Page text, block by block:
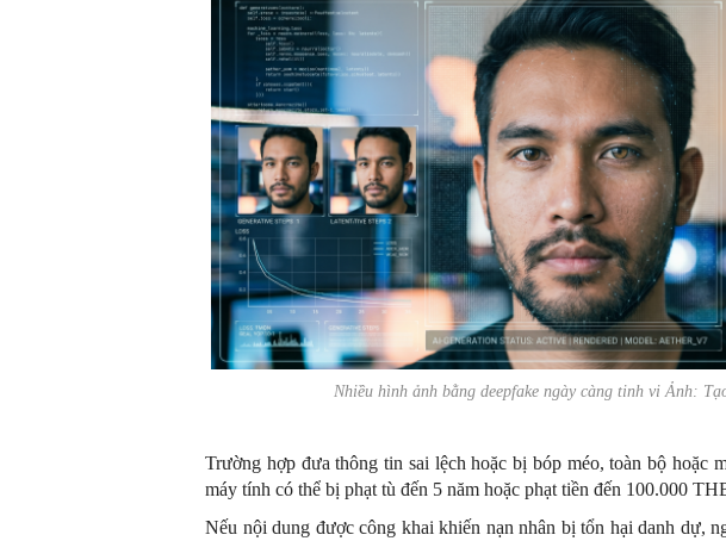
Nhiều hình ảnh bằng deepfake ngày càng tinh vi Ảnh:
Trường hợp đưa thông tin sai lệch hoặc bị bóp méo, toàn bộ hoặc
máy tính có thể bị phạt tù đến 5 năm hoặc phạt tiền đến 100.000
Nếu nội dung được công khai khiến nạn nhân bị tổn hại danh dự,